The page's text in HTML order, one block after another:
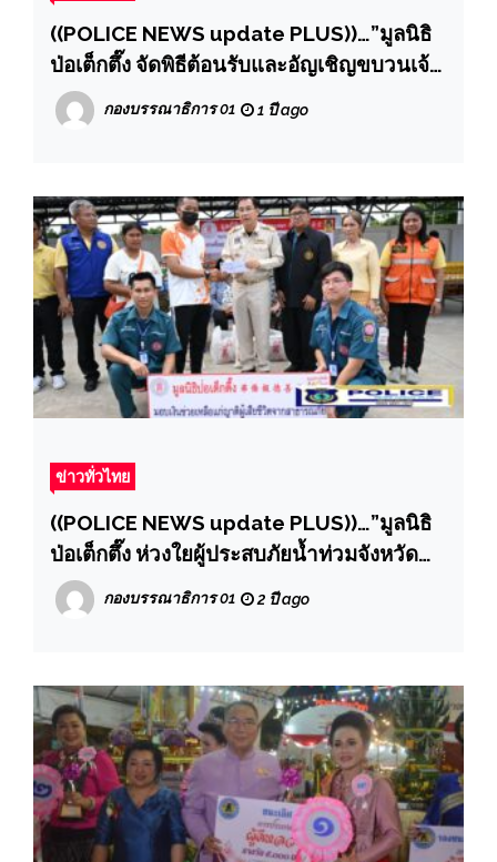
((POLICE NEWS update PLUS))…”มูลนิธิ
ป่อเต็กตึ๊ง จัดพิธีต้อนรับและอัญเชิญขบวนเจ้า
แม่ลิ้มกอเหนี่ยวจากหาดใหญ่ ประดิษฐาน ณ
มูลนิธิป่อเต็กตึ๊ง พลับพลาไชย กรุงเทพฯ .
กองบรรณาธิการ 01 1 ปี ago
ข่าวทั่วไทย
((POLICE NEWS update PLUS))…”มูลนิธิ
ป่อเต็กตึ๊ง ห่วงใยผู้ประสบภัยน้ำท่วมจังหวัด
จันทบุรี และจังหวัดตราด จัดทีมลงพื้นที่แจก
จ่ายถุงยังชีพฟื้นฟูหลังน้ำลดแก่ผู้ประสบ
กองบรรณาธิการ 01 2 ปี ago